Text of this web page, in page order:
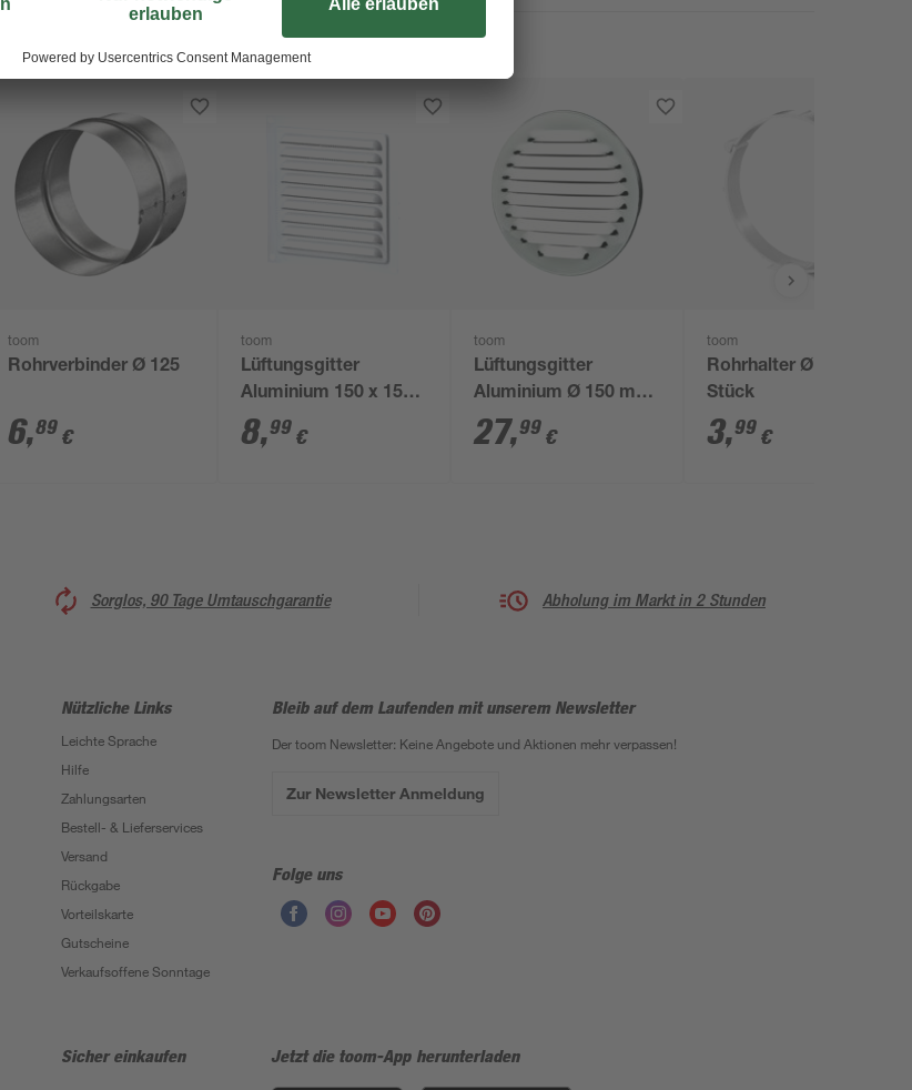
toom
Rohrverbinder Ø 125
6,89 €
toom
Lüftungsgitter
Aluminium 150 x 150
mm weiß
8,99 €
toom
Lüftungsgitter
Aluminium Ø 150 mm
weiß, mit
Insektenschutzgitter
27,99 €
toom
Rohrhalter Ø 100, 2
Stück
3,99 €
Sorglos, 90 Tage Umtauschgarantie Abholung im Markt in 2 Stunden
Nützliche Links
Leichte Sprache
Hilfe
Zahlungsarten
Bestell- & Lieferservices
Versand
Rückgabe
Vorteilskarte
Gutscheine
Verkaufsoffene Sonntage
Bleib auf dem Laufenden mit unserem Newsletter
Der toom Newsletter: Keine Angebote und Aktionen mehr verpassen!
Zur Newsletter Anmeldung
Folge uns
Sicher einkaufen Jetzt die toom-App herunterladen